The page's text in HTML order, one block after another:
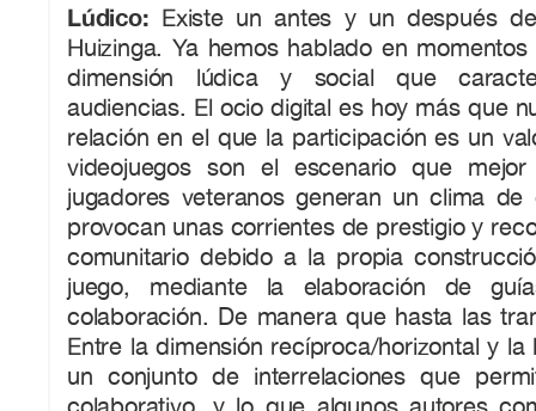
Lúdico: Existe un antes y un después
Huizinga. Ya hemos hablado en
dimensión lúdica y social que
audiencias. El ocio digital es hoy más que
relación en el que la participación es un
videojuegos son el escenario que
jugadores veteranos generan un clima de
provocan unas corrientes de prestigio y
comunitario debido a la propia
juego, mediante la elaboración de
colaboración. De manera que hasta las
Entre la dimensión recíproca/horizontal y
un conjunto de interrelaciones que